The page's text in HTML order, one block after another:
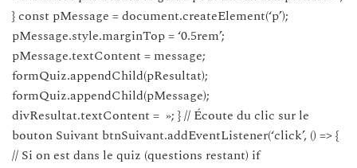
} const pMessage = document.createElement(‘p’);
pMessage.style.marginTop = ‘0.5rem’;
pMessage.textContent = message;
formQuiz.appendChild(pResultat);
formQuiz.appendChild(pMessage);
divResultat.textContent = »; } // Écoute du clic sur le
bouton Suivant btnSuivant.addEventListener(‘click’, () => {
// Si on est dans le quiz (questions restant) if